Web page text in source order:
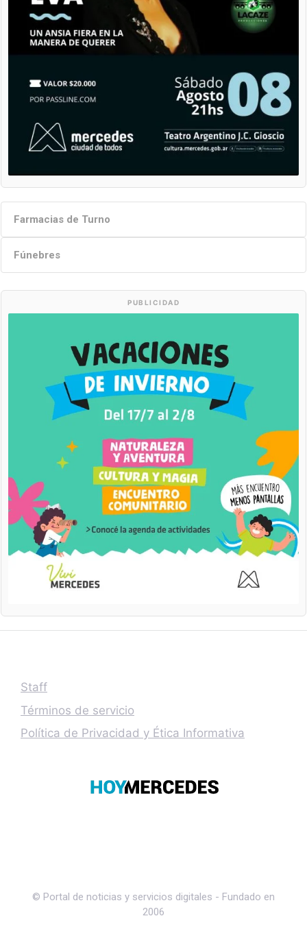
Farmacias de Turno
Fúnebres
PUBLICIDAD
Staff
Términos de servicio
Política de Privacidad y Ética Informativa
© Portal de noticias y servicios digitales - Fundado en
2006